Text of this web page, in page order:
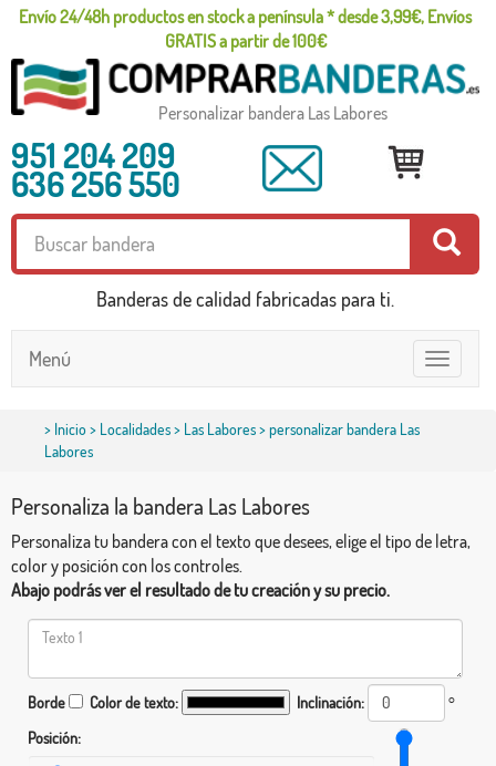
Envío 24/48h productos en stock a península * desde 3,99€, Envíos
GRATIS a partir de 100€
Personalizar bandera Las Labores
951 204 209
636 256 550
Banderas de calidad fabricadas para ti.
Toggle
navigation
Menú
> Inicio> Localidades> Las Labores> personalizar bandera Las
Labores
Personaliza la bandera Las Labores
Personaliza tu bandera con el texto que desees, elige el tipo de letra,
color y posición con los controles.
Abajo podrás ver el resultado de tu creación y su precio.
Borde Color de texto: Inclinación:
°
Posición: